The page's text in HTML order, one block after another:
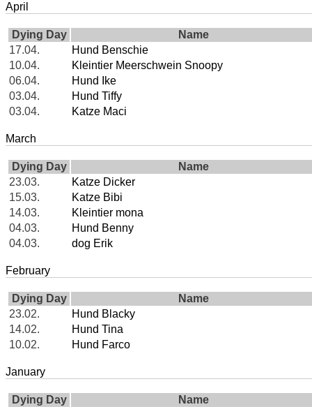
April
Dying Day
Name
17.04.
Hund Benschie
10.04.
Kleintier Meerschwein Snoopy
06.04.
Hund Ike
03.04.
Hund Tiffy
03.04.
Katze Maci
March
Dying Day
Name
23.03.
Katze Dicker
15.03.
Katze Bibi
14.03.
Kleintier mona
04.03.
Hund Benny
04.03.
dog Erik
February
Dying Day
Name
23.02.
Hund Blacky
14.02.
Hund Tina
10.02.
Hund Farco
January
Dying Day
Name